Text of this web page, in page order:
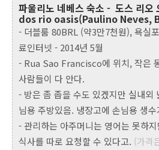
파울리노 네베스 숙소 - 도스 리
dos rio oasis(Paulino Neves,
- 더블룸 80BRL (약3만7천원), 욕실
료인터넷 - 2014년 5월
- Rua Sao Francisco에 위치, 작은
사람들이 다 안다.
- 방은 좀 좁을 수도 있겠지만 실내외
님용 주방있음. 냉장고에 손님용 생
- 관리하는 아주머니는 영어는 못하
식사를 따로 요청할 수 있다고. (가격